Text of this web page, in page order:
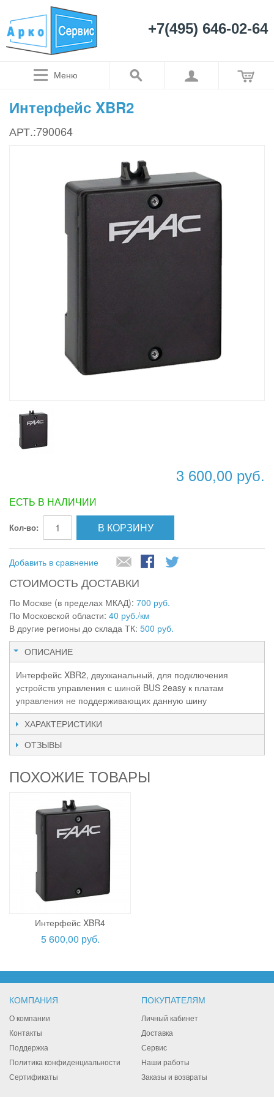
+7(495) 646-02-64
Меню
Интерфейс XBR2
АРТ.:790064
3 600,00 руб.
ЕСТЬ В НАЛИЧИИ
Кол-во: В КОРЗИНУ
Добавить в сравнение
СТОИМОСТЬ ДОСТАВКИ
По Москве (в пределах МКАД): 700 руб.
По Московской области: 40 руб./км
В другие регионы до склада ТК: 500 руб.
ОПИСАНИЕ
Интерфейс XBR2, двухканальный, для подключения
устройств управления с шиной BUS 2easy к платам
управления не поддерживающих данную шину
ХАРАКТЕРИСТИКИ
ОТЗЫВЫ
ПОХОЖИЕ ТОВАРЫ
Интерфейс XBR4
5 600,00 руб.
КОМПАНИЯ
О компании
Контакты
Поддержка
Политика конфиденциальности
Сертификаты
ПОКУПАТЕЛЯМ
Личный кабинет
Доставка
Сервис
Наши работы
Заказы и возвраты